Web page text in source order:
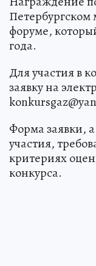
Прием работ
Награждение
форуме,
года.
Для участия в
заявку на
Форма заявки,
участия,
критериях